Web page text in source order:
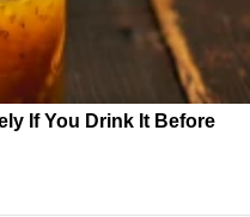
If You Drink It Before